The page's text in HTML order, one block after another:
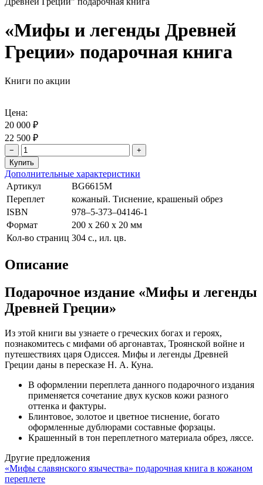
«Мифы и легенды Древней
Греции» подарочная книга
Книги по акции
Цена:
20 000 ₽
22 500 ₽
− +
Дополнительные характеристики
Артикул
BG6615M
Переплет
кожаный. Тиснение, крашеный обрез
ISBN
978–5-373–04146-1
Формат
200 х 260 х 20 мм
Кол-во страниц 304 с., ил. цв.
Описание
Подарочное издание «Мифы и легенды
Древней Греции»
Из этой книги вы узнаете о греческих богах и героях,
познакомитесь с мифами об аргонавтах, Троянской войне и
путешествиях царя Одиссея. Мифы и легенды Древней
Греции даны в пересказе Н. А. Куна.
В оформлении переплета данного подарочного издания
применяется сочетание двух кусков кожи разного
оттенка и фактуры.
Блинтовое, золотое и цветное тиснение, богато
оформленные дублюрами составные форзацы.
Крашенный в тон переплетного материала обрез, ляссе.
Другие предложения
«Мифы славянского язычества» подарочная книга в кожаном
переплете